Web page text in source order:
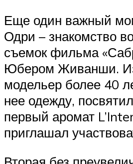
Еще один важный
Одри – знакомство
съемок фильма
Юбером Живанши.
модельер более 40
нее одежду,
первый аромат
приглашал